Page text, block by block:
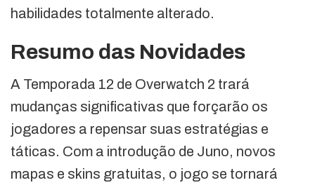
habilidades totalmente alterado.
Resumo das Novidades
A Temporada 12 de Overwatch 2 trará
mudanças significativas que forçarão os
jogadores a repensar suas estratégias e
táticas. Com a introdução de Juno, novos
mapas e skins gratuitas, o jogo se tornará